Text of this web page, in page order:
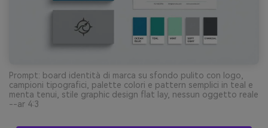
Prompt: board identità di marca su sfondo pulito con logo,
campioni tipografici, palette colori e pattern semplici in teal e
menta tenui, stile graphic design flat lay, nessun oggetto reale
--ar 4:3